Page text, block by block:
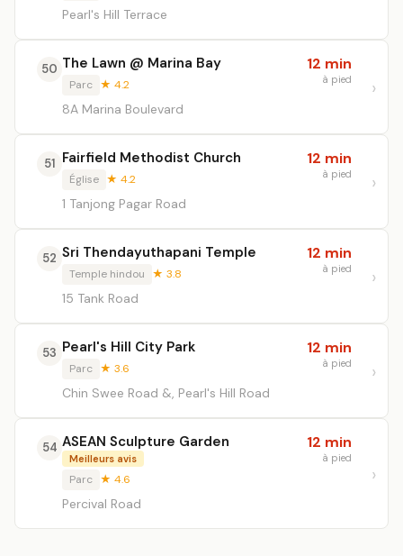
Pearl's Hill Terrace
50 The Lawn @ Marina Bay
Parc ★ 4.2
8A Marina Boulevard
12 min
à pied
51 Fairfield Methodist Church
Église ★ 4.2
1 Tanjong Pagar Road
12 min
à pied
52 Sri Thendayuthapani Temple
Temple hindou ★ 3.8
15 Tank Road
12 min
à pied
53 Pearl's Hill City Park
Parc ★ 3.6
Chin Swee Road &, Pearl's Hill Road
12 min
à pied
54 ASEAN Sculpture Garden
Meilleurs avis
Parc ★ 4.6
Percival Road
12 min
à pied